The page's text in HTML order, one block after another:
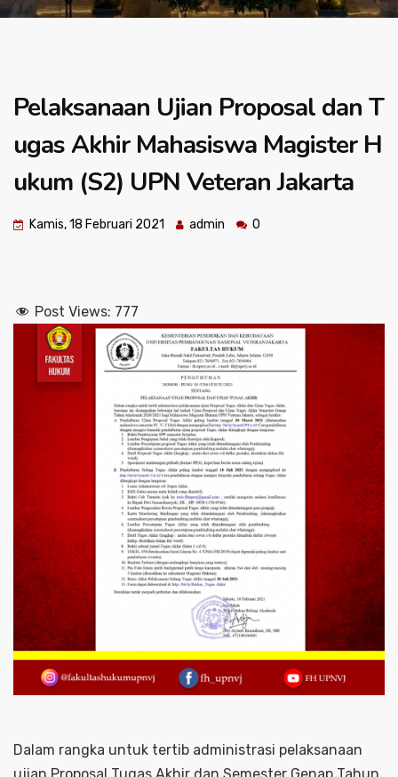
Pelaksanaan Ujian Proposal dan T
ugas Akhir Mahasiswa Magister H
ukum (S2) UPN Veteran Jakarta
Kamis, 18 Februari 2021 admin 0
Post Views: 777
Dalam rangka untuk tertib administrasi pelaksanaan